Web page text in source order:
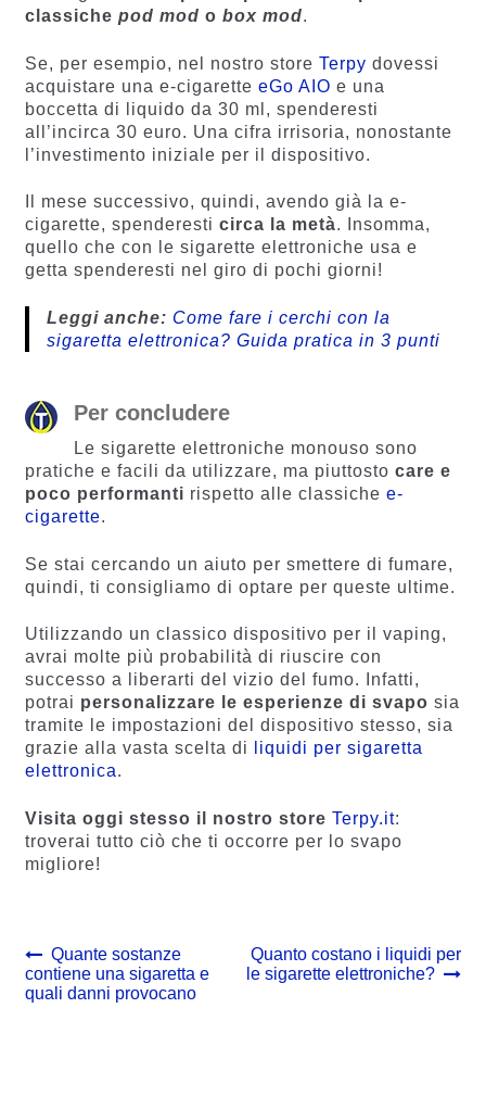
classiche pod mod o box mod.
Se, per esempio, nel nostro store Terpy dovessi
acquistare una e-cigarette eGo AIO e una
boccetta di liquido da 30 ml, spenderesti
all’incirca 30 euro. Una cifra irrisoria, nonostante
l’investimento iniziale per il dispositivo.
Il mese successivo, quindi, avendo già la e-
cigarette, spenderesti circa la metà. Insomma,
quello che con le sigarette elettroniche usa e
getta spenderesti nel giro di pochi giorni!
Leggi anche: Come fare i cerchi con la
sigaretta elettronica? Guida pratica in 3 punti
Per concludere
Le sigarette elettroniche monouso sono
pratiche e facili da utilizzare, ma piuttosto care e
poco performanti rispetto alle classiche e-
cigarette.
Se stai cercando un aiuto per smettere di fumare,
quindi, ti consigliamo di optare per queste ultime.
Utilizzando un classico dispositivo per il vaping,
avrai molte più probabilità di riuscire con
successo a liberarti del vizio del fumo. Infatti,
potrai personalizzare le esperienze di svapo sia
tramite le impostazioni del dispositivo stesso, sia
grazie alla vasta scelta di
liquidi per sigaretta
elettronica.
Visita oggi stesso il nostro store Terpy.it:
troverai tutto ciò che ti occorre per lo svapo
migliore!
Navigazione
articoli
Previous
post:
Quante sostanze
contiene una sigaretta e
quali danni provocano
Next
post:
Quanto costano i liquidi per
le sigarette elettroniche?